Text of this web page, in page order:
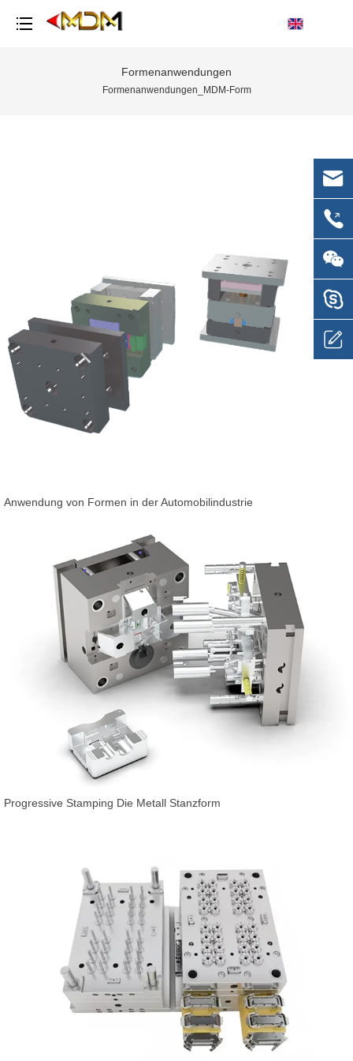
Formenanwendungen
Formenanwendungen_MDM-Form
Anwendung von Formen in der Automobilindustrie
Progressive Stamping Die Metall Stanzform